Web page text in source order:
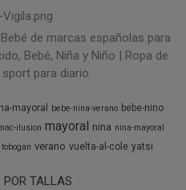
de marcas españolas para
Bebé, Niña y Niño | Ropa de
para diario.
mayoral bebe-nina-verano bebe-nino
ilusion mayoral nina nina-mayoral
tobogan verano vuelta-al-cole yatsi
POR TALLAS